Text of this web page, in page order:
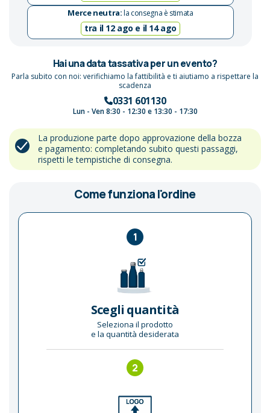
Merce neutra:la consegna è stimata
tra il 12 ago e il 14 ago
Hai una data tassativa per un evento?
Parla subito con noi: verifichiamo la fattibilità e ti aiutiamo a rispettare la
scadenza
0331 601130
Lun - Ven 8:30 - 12:30 e 13:30 - 17:30
La produzione parte dopo approvazione della bozza
e pagamento: completando subito questi passaggi,
rispetti le tempistiche di consegna.
Come funziona l'ordine
1
Scegli quantità
Seleziona il prodotto
e la quantità desiderata
2